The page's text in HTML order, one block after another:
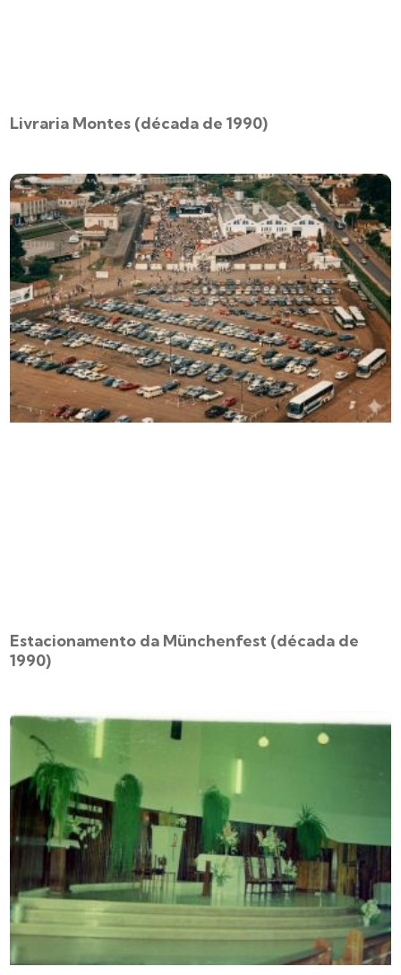
Livraria Montes (década de 1990)
Estacionamento da Münchenfest (década de
1990)